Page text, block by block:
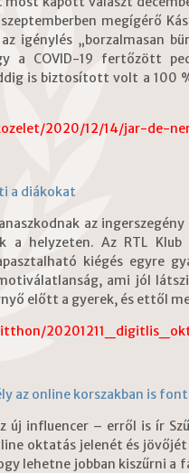
megígérő
az igénylés „borzalmasan
a COVID-19 fertőzött
is biztosított volt a 100
2020/12/14/jar-de-
a diákokat
az
a helyzeten. Az RTL
kiégés egyre
ami jól
előtt a gyerek, és ettől
az online korszakban is
új influencer – erről is ír
oktatás jelenét és
lehetne jobban kiszűrni